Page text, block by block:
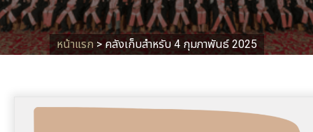
หน้าแรก>คลังเก็บสำหรับ 4 กุมภาพันธ์ 2025